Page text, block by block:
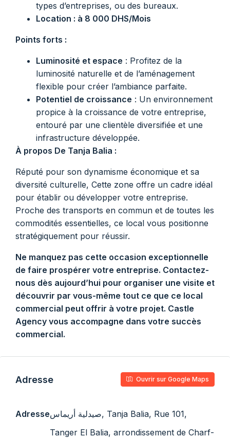
types d’entreprises, ou des bureaux.
Location : à 8 000 DHS/Mois
Points forts :
Luminosité et espace : Profitez de la
luminosité naturelle et de l’aménagement
flexible pour créer l’ambiance parfaite.
Potentiel de croissance : Un environnement
propice à la croissance de votre entreprise,
entouré par une clientèle diversifiée et une
infrastructure développée.
À propos De Tanja Balia :
Réputé pour son dynamisme économique et sa
diversité culturelle, Cette zone offre un cadre idéal
pour établir ou développer votre entreprise.
Proche des transports en commun et de toutes les
commodités essentielles, ce local vous positionne
stratégiquement pour réussir.
Ne manquez pas cette occasion exceptionnelle
de faire prospérer votre entreprise. Contactez-
nous dès aujourd’hui pour organiser une visite et
découvrir par vous-même tout ce que ce local
commercial peut offrir à votre projet. Castle
Agency vous accompagne dans votre succès
commercial.
Adresse Ouvrir sur Google Maps
Adresseصيدلية أريماس, Tanja Balia, Rue 101,
Tanger El Balia, arrondissement de Charf-